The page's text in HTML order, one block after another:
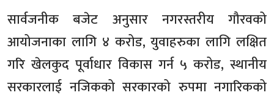
सार्वजनीक बजेट अनुसार नगरस्तरीय गौरवको
आयोजनाका लागि ४ करोड, युवाहरुका लागि लक्षित
गरि खेलकुद पूर्वाधार विकास गर्न ५ करोड, स्थानीय
सरकारलाई नजिकको सरकारको रुपमा नगारिकको